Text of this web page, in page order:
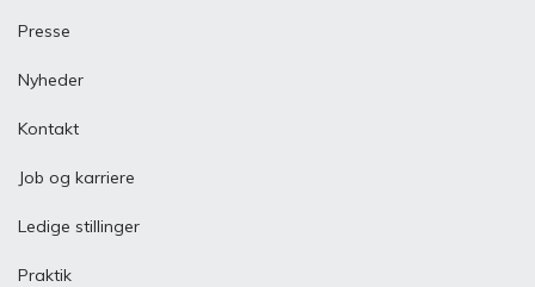
Presse
Nyheder
Kontakt
Job og karriere
Ledige stillinger
Praktik